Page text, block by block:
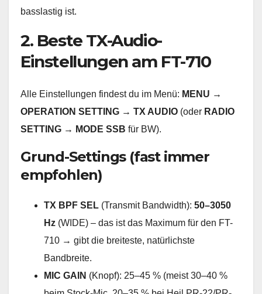
basslastig ist.
2. Beste TX-Audio-
Einstellungen am FT-710
Alle Einstellungen findest du im Menü: MENU →
OPERATION SETTING → TX AUDIO (oder RADIO
SETTING → MODE SSB für BW).
Grund-Settings (fast immer
empfohlen)
TX BPF SEL (Transmit Bandwidth): 50–3050
Hz (WIDE) – das ist das Maximum für den FT-
710 → gibt die breiteste, natürlichste
Bandbreite.
MIC GAIN (Knopf): 25–45 % (meist 30–40 %